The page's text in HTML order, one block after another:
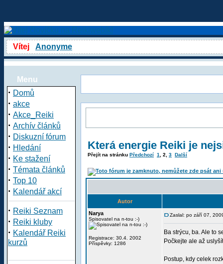
Vítej Anonyme
Menu
· Domů
· akce
· Akce_Reiki
· Archív článků
· Diskuzní fórum
· Hledání
· Ke stažení
· Témata článků
· Top 10
· Kalendář akcí
· Reiki Seznam
· Reiki kluby
· Kalendář Reiki
kurzů
Která energie Reiki je
Přejít na stránku Předchozí 1 2 3 Další
Autor
Narya
Spisovatel na n-tou :-)
Registrace: 30.4. 2002
Příspěvky: 1286
Zaslal: po září 07,
Ba strýcu, ba. Ale to
Počkejte ale až
Postup, kdy celek